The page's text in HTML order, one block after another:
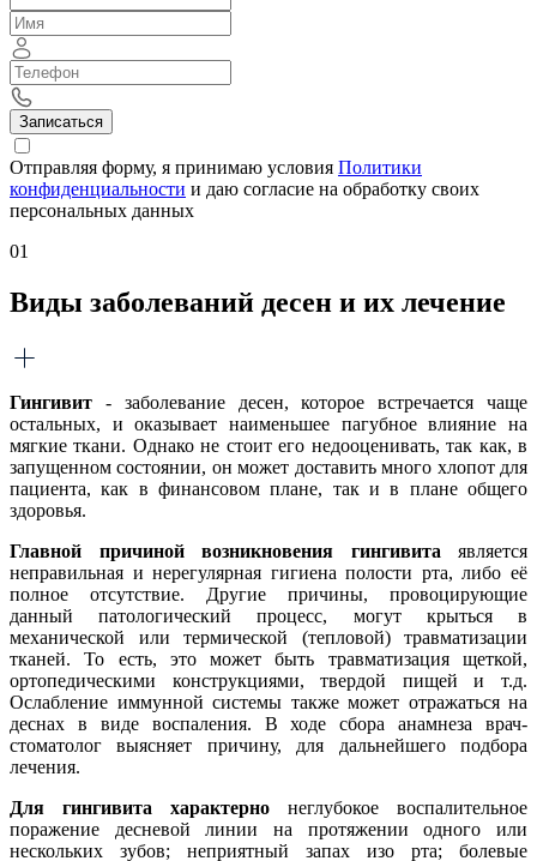
Записаться
Отправляя форму, я принимаю условия Политики
конфиденциальности и даю согласие на обработку своих
персональных данных
01
Виды заболеваний десен и их лечение
Гингивит - заболевание десен, которое встречается чаще
остальных, и оказывает наименьшее пагубное влияние на
мягкие ткани. Однако не стоит его недооценивать, так как, в
запущенном состоянии, он может доставить много хлопот для
пациента, как в финансовом плане, так и в плане общего
здоровья.
Главной причиной возникновения гингивита является
неправильная и нерегулярная гигиена полости рта, либо её
полное отсутствие. Другие причины, провоцирующие
данный патологический процесс, могут крыться в
механической или термической (тепловой) травматизации
тканей. То есть, это может быть травматизация щеткой,
ортопедическими конструкциями, твердой пищей и т.д.
Ослабление иммунной системы также может отражаться на
деснах в виде воспаления. В ходе сбора анамнеза врач-
стоматолог выясняет причину, для дальнейшего подбора
лечения.
Для гингивита характерно неглубокое воспалительное
поражение десневой линии на протяжении одного или
нескольких зубов; неприятный запах изо рта; болевые